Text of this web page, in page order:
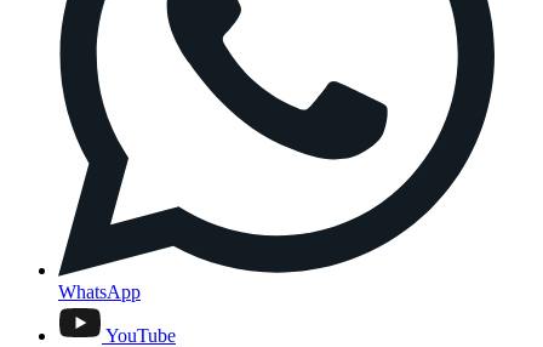
WhatsApp
YouTube